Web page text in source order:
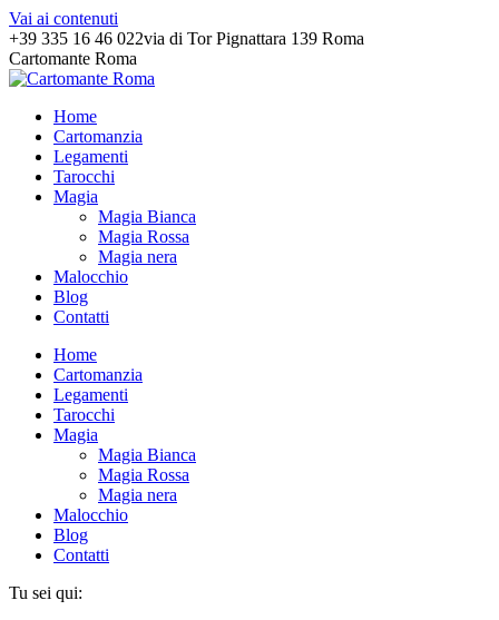
Vai ai contenuti
+39 335 16 46 022via di Tor Pignattara 139 Roma
Cartomante Roma
Home
Cartomanzia
Legamenti
Tarocchi
Magia
Magia Bianca
Magia Rossa
Magia nera
Malocchio
Blog
Contatti
Home
Cartomanzia
Legamenti
Tarocchi
Magia
Magia Bianca
Magia Rossa
Magia nera
Malocchio
Blog
Contatti
Tu sei qui: